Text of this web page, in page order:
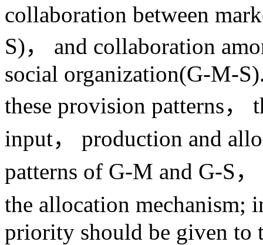
collaboration between
S)， and collaboration
social organization(G-M-
these provision patterns，
input， production and
patterns of G-M and G-S
the allocation mechanism;
priority should be given to